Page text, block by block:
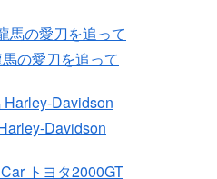
の愛刀を追って
Davidson